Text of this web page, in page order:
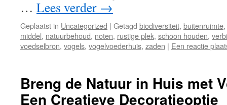
… Lees verder →
Geplaatst in Uncategorized | Getagd biodiversiteit, buitenruimte,
middel, natuurbehoud, noten, rustige plek, schoon houden,
voedselbron, vogels, vogelvoederhuis, zaden | Een reactie
Breng de Natuur in Huis met
Een Creatieve Decoratieoptie